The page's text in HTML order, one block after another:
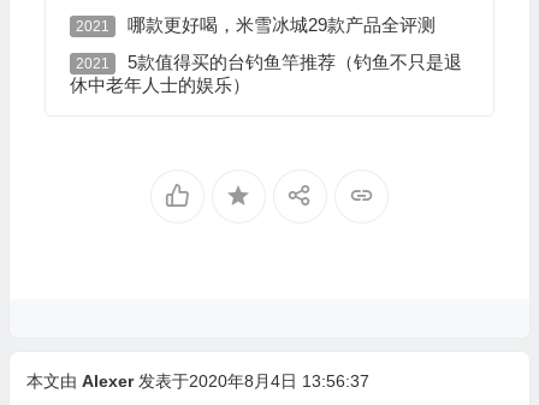
2021 哪款更好喝，米雪冰城29款产品全评测
2021
5款值得买的台钓鱼竿推荐（钓鱼不只是退
休中老年人士的娱乐）
本文由 Alexer 发表于2020年8月4日 13:56:37